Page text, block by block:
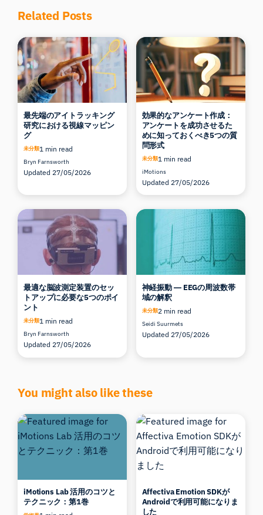
Related Posts
最先端のアイトラッキング
研究における視線マッピン
グ
未分類1 min read
Bryn Farnsworth
Updated 27/05/2026
効果的なアンケート作成：
アンケートを成功させるた
めに知っておくべき5つの質
問形式
未分類1 min read
iMotions
Updated 27/05/2026
最適な脳波測定装置のセッ
トアップに必要な5つのポイ
ント
未分類1 min read
Bryn Farnsworth
Updated 27/05/2026
神経振動 ― EEGの周波数帯
域の解釈
未分類2 min read
Seidi Suurmets
Updated 27/05/2026
You might also like these
iMotions Lab 活用のコツと
テクニック：第1巻
Affectiva Emotion SDKが
Androidで利用可能になりま
した